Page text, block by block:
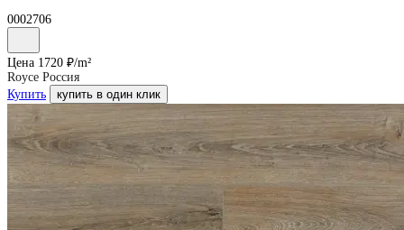
0002706
Цена 1720 ₽/m²
Royce Россия
Купить
купить в один клик